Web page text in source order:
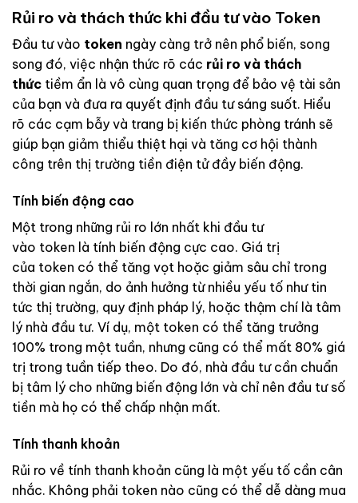
Rủi ro và thách thức khi đầu tư vào Token
Đầu tư vào token ngày càng trở nên phổ biến, song
song đó, việc nhận thức rõ các rủi ro và thách
thức tiềm ẩn là vô cùng quan trọng để bảo vệ tài sản
của bạn và đưa ra quyết định đầu tư sáng suốt. Hiểu
rõ các cạm bẫy và trang bị kiến thức phòng tránh sẽ
giúp bạn giảm thiểu thiệt hại và tăng cơ hội thành
công trên thị trường tiền điện tử đầy biến động.
Tính biến động cao
Một trong những rủi ro lớn nhất khi đầu tư
vào token là tính biến động cực cao. Giá trị
của token có thể tăng vọt hoặc giảm sâu chỉ trong
thời gian ngắn, do ảnh hưởng từ nhiều yếu tố như tin
tức thị trường, quy định pháp lý, hoặc thậm chí là tâm
lý nhà đầu tư. Ví dụ, một token có thể tăng trưởng
100% trong một tuần, nhưng cũng có thể mất 80% giá
trị trong tuần tiếp theo. Do đó, nhà đầu tư cần chuẩn
bị tâm lý cho những biến động lớn và chỉ nên đầu tư số
tiền mà họ có thể chấp nhận mất.
Tính thanh khoản
Rủi ro về tính thanh khoản cũng là một yếu tố cần cân
nhắc. Không phải token nào cũng có thể dễ dàng mua